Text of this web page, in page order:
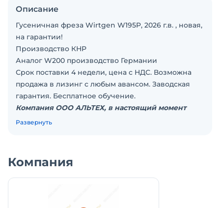
Описание
Гусеничная фреза Wirtgen W195P, 2026 г.в. , новая,
на гарантии!
Производство КНР
Аналог W200 производство Германии
Срок поставки 4 недели, цена с НДС. Возможна
продажа в лизинг с любым авансом. Заводская
гарантия. Бесплатное обучение.
Компания ООО АЛЬТЕХ, в настоящий момент
является безусловным лидером в РФ в поставках
ABG TITAN.
Опыт более 20лет на рынке сначала как
Развернуть
Компания